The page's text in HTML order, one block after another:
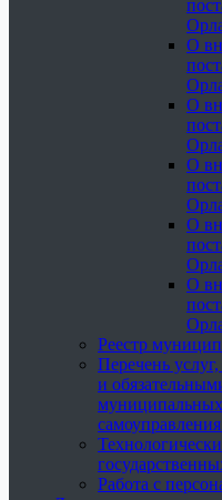
О
О
О
О
О
Реестр
Перечень
и
муниципальных
Работа с